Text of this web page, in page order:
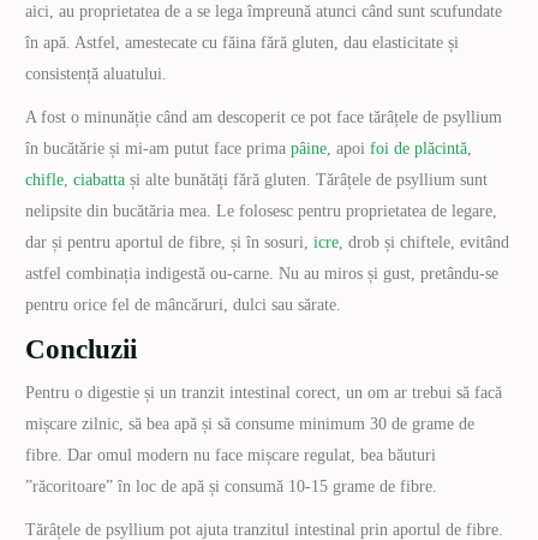
aici, au proprietatea de a se lega împreună atunci când sunt scufundate
în apă. Astfel, amestecate cu făina fără gluten, dau elasticitate și
consistență aluatului.
A fost o minunăție când am descoperit ce pot face tărâțele de psyllium
în bucătărie și mi-am putut face primapâine , apoifoi de plăcintă
chifle ,ciabatta și alte bunătăți fără gluten. Tărâțele de psyllium sunt
nelipsite din bucătăria mea. Le folosesc pentru proprietatea de legare,
dar și pentru aportul de fibre, și în sosuri,icre , drob și chiftele, evitând
astfel combinația indigestă ou-carne. Nu au miros și gust, pretându-se
pentru orice fel de mâncăruri, dulci sau sărate.
Concluzii
Pentru o digestie și un tranzit intestinal corect, un om ar trebui să facă
mișcare zilnic, să bea apă și să consume minimum 30 de grame de
fibre. Dar omul modern nu face mișcare regulat, bea băuturi
”răcoritoare” în loc de apă și consumă 10-15 grame de fibre.
Tărâțele de psyllium pot ajuta tranzitul intestinal prin aportul de fibre.